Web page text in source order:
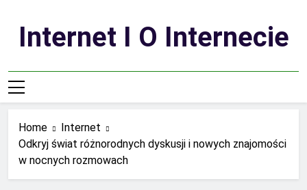
contentInternet I O Internecie
Home
Internet
Odkryj świat różnorodnych dyskusji i nowych znajomości
w nocnych rozmowach